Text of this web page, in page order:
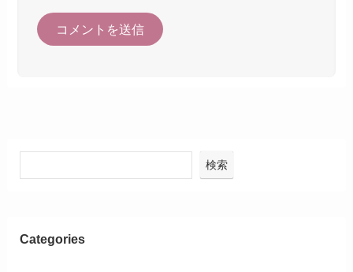
検索
Categories